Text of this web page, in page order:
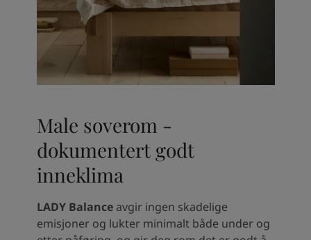
Male soverom -
dokumentert godt
inneklima
LADY Balanceavgir ingen skadelige
emisjoner og lukter minimalt både under og